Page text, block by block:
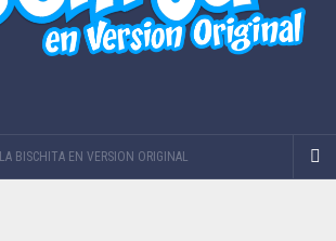
LA BISCHITA EN VERSION ORIGINAL